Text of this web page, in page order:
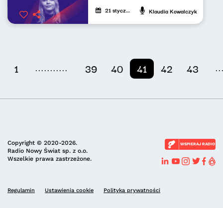
21 stycznia 2025 Klaudia Kowalczyk
1 ........... 39 40 41 42 43
Copyright © 2020-2026.
Radio Nowy Świat sp. z o.o.
Wszelkie prawa zastrzeżone.
WSPIERAJ RADIO
Regulamin Ustawienia cookie Polityka prywatności